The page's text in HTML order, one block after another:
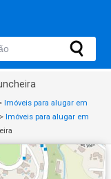
Imóveis para alugar em
> Imóveis para alugar em